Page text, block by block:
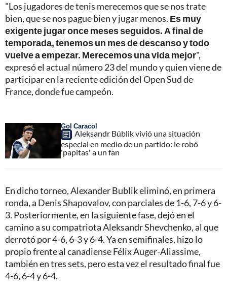
"Los jugadores de tenis merecemos que se nos trate
bien, que se nos pague bien y jugar menos. Es muy
exigente jugar once meses seguidos. A final de
temporada, tenemos un mes de descanso y todo
vuelve a empezar. Merecemos una vida mejor",
expresó el actual número 23 del mundo y quien viene de
participar en la reciente edición del Open Sud de
France, donde fue campeón.
Gol Caracol
Aleksandr Búblik vivió una situación
especial en medio de un partido: le robó
'papitas' a un fan
En dicho torneo, Alexander Bublik eliminó, en primera
ronda, a Denis Shapovalov, con parciales de 1-6, 7-6 y 6-
3. Posteriormente, en la siguiente fase, dejó en el
camino a su compatriota Aleksandr Shevchenko, al que
derrotó por 4-6, 6-3 y 6-4. Ya en semifinales, hizo lo
propio frente al canadiense Félix Auger-Aliassime,
también en tres sets, pero esta vez el resultado final fue
4-6, 6-4 y 6-4.